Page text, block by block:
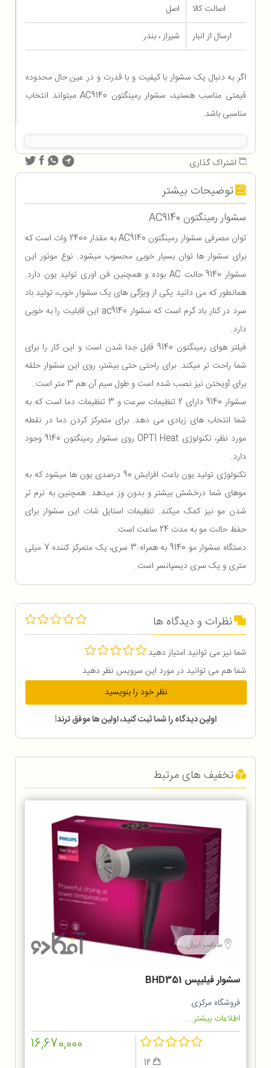
اصالت کالا
اصل
ارسال از انبار
شیراز ، بندر
اگر به دنبال یک سشوار با کیفیت و با قدرت و در عین حال محدوده
قیمتی مناسب هستید، سشوار رمینگتون AC9140 میتواند انتخاب
مناسبی باشد.
اشتراک گذاری
توضیحات بیشتر
سشوار رمینگتون AC9140
توان مصرفی سشوار رمینگتون AC9140 به مقدار 2400 وات است که
برای سشوار ها توان بسیار خوبی محسوب میشود. نوع موتور این
سشوار 9140 حالت AC بوده و همچنین فن اوری تولید یون دارد.
همانطور که می دانید یکی از ویژگی های یک سشوار خوب، تولید باد
سرد در کنار باد گرم است که سشوار ac9140 این قابلیت را به خوبی
دارد.
فیلتر هوای رمینگتون 9140 قابل جدا شدن است و این کار را برای
شما راحت تر میکند. برای راحتی حتی بیشتر، روی این سشوار حلقه
برای آویختن نیز نصب شده است و طول سیم آن هم 3 متر است.
سشوار 9140 دارای 2 تنظیمات سرعت و 3 تنظیمات دما است که به
شما انتخاب های زیادی می دهد. برای متمرکز کردن دما در نقطه
مورد نظر، تکنولوژی OPTI Heat روی سشوار رمینگتون 9140 وجود
دارد.
تکنولوژی تولید یون باعث افزایش 90 درصدی یون ها میشود که به
موهای شما درخشش بیشتر و بدون وز میدهد. همچنین به نرم تر
شدن مو نیز کمک میکند. تنظیمات استایل شات این سشوار برای
حفظ حالت مو به مدت 24 ساعت است.
دستگاه سشوار مو 9140 به همراه 3 سری، یک متمرکز کننده 7 میلی
متری و یک سری دیسپانسر است.
نظرات و دیدگاه ها
شما نیز می توانید امتیاز دهید
شما هم می توانید در مورد این سرویس نظر دهید
نظر خود را بنویسید
اولین دیدگاه را شما ثبت کنید، اولین ها موفق ترند!
تخفیف های مرتبط
سراسر ایران
سشوار فیلیپس BHD351
فروشگاه مرکزی
اطلاعات بیشتر...
16,670,000